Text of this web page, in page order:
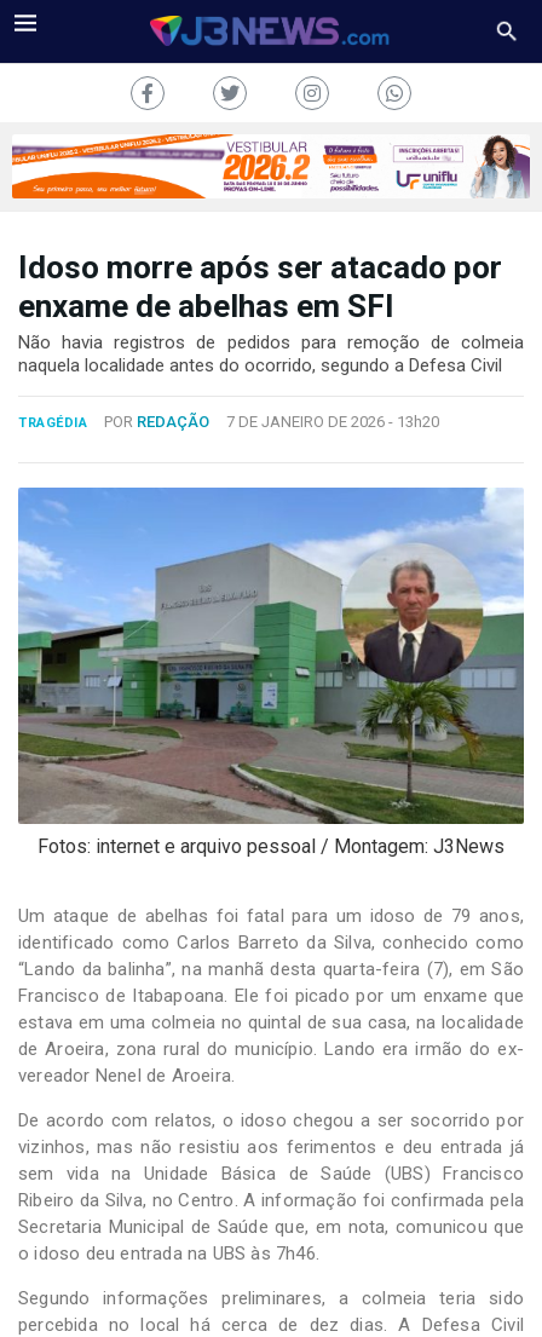
TV
CONOSCO
Copyright
2024
Desenvolvido
por
Hesea
Tecnologia
Sistemas
Idoso morre após ser atacado por
enxame de abelhas em SFI
Não havia registros de pedidos para remoção de colmeia
naquela localidade antes do ocorrido, segundo a Defesa Civil
TRAGÉDIA POR REDAÇÃO 7 DE JANEIRO DE 2026 - 13h20
Fotos: internet e arquivo pessoal / Montagem: J3News
Um ataque de abelhas foi fatal para um idoso de 79 anos,
identificado como Carlos Barreto da Silva, conhecido como
“Lando da balinha”, na manhã desta quarta-feira (7), em São
Francisco de Itabapoana. Ele foi picado por um enxame que
estava em uma colmeia no quintal de sua casa, na localidade
de Aroeira, zona rural do município. Lando era irmão do ex-
vereador Nenel de Aroeira.
De acordo com relatos, o idoso chegou a ser socorrido por
vizinhos, mas não resistiu aos ferimentos e deu entrada já
sem vida na Unidade Básica de Saúde (UBS) Francisco
Ribeiro da Silva, no Centro. A informação foi confirmada pela
Secretaria Municipal de Saúde que, em nota, comunicou que
o idoso deu entrada na UBS às 7h46.
Segundo informações preliminares, a colmeia teria sido
percebida no local há cerca de dez dias. A Defesa Civil